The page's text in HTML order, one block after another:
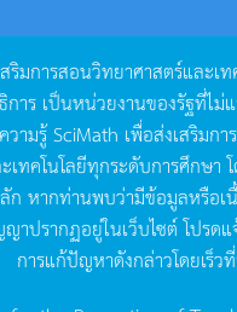
ริมการสอนวิทยาศาสตร์และเท
การ เป็นหน่วยงานของรัฐที่ไม่
วามรู้SciMath เพื่อส่งเสริมก
ทคโนโลยีทุกระดับการศึกษา
ก หากท่านพบว่ามีข้อมูลหรือเ
าปรากฏอยู่ในเว็บไซต์โปรด
การแก้ปัญหาดังกล่าวโดยเร็ว